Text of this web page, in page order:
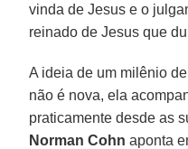
vinda de Jesus e o
reinado de Jesus que
A ideia de um milênio
não é nova, ela
praticamente desde as
Norman Cohn aponta